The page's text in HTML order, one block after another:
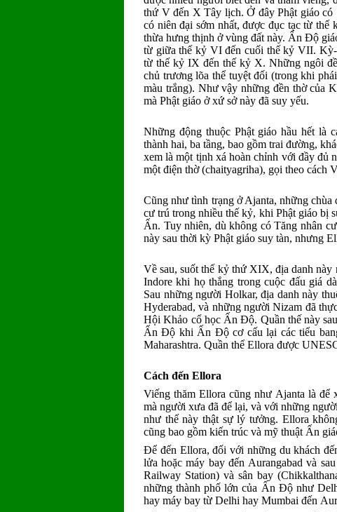
thứ V đến X Tây lịch. Ở đây Phật giáo có
có niên đại sớm nhất, được đục tạc từ
thừa hưng thịnh ở vùng đất này. Ấn Độ
từ giữa thế kỷ VI đến cuối thế kỷ VII. Kỳ-
từ thế kỷ IX đến thế kỷ X. Những ngôi
chủ trương lõa thể tuyệt đối (trong khi
màu trắng). Như vậy những đền thờ của
mà Phật giáo ở xứ sở này đã suy yếu.
Những động thuộc Phật giáo hầu hết là
thành hai, ba tầng, bao gồm trai đường,
xem là một tịnh xá hoàn chỉnh với đầy đủ
một điện thờ (chaityagriha), gọi theo cách
Cũng như tình trạng ở Ajanta, những chùa
cư trú trong nhiều thế kỷ, khi Phật giáo bị
Ấn. Tuy nhiên, dù không có Tăng nhân
này sau thời kỳ Phật giáo suy tàn, nhưng
Về sau, suốt thế kỷ thứ XIX, địa danh
Indore khi họ thắng trong cuộc đấu giá
Sau những người Holkar, địa danh này
Hyderabad, và những người Nizam đã
Hội Khảo cổ học Ấn Độ. Quần thế này
Ấn Độ khi Ấn Độ cơ cấu lại các tiểu
Maharashtra. Quần thể Ellora được
Cách đến Ellora
Viếng thăm Ellora cũng như Ajanta là
mà người xưa đã để lại, và với những
như thế này thật sự lý tưởng. Ellora
cũng bao gồm kiến trúc và mỹ thuật Ấn
Để đến Ellora, đối với những du khách
lửa hoặc máy bay đến Aurangabad và
Railway Station) và sân bay
những thành phố lớn của Ấn Độ như
hay máy bay từ Delhi hay Mumbai đến